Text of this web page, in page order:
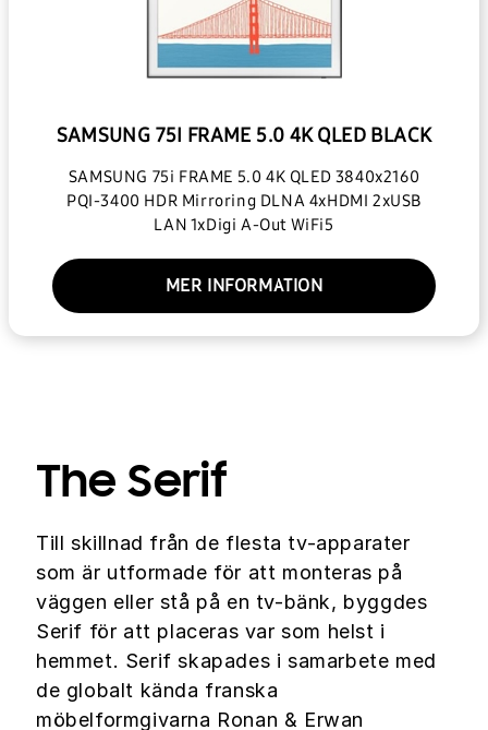
SAMSUNG 75I FRAME 5.0 4K QLED BLACK
SAMSUNG 75i FRAME 5.0 4K QLED 3840x2160
PQI-3400 HDR Mirroring DLNA 4xHDMI 2xUSB
LAN 1xDigi A-Out WiFi5
MER INFORMATION
The Serif
Till skillnad från de flesta tv-apparater
som är utformade för att monteras på
väggen eller stå på en tv-bänk, byggdes
Serif för att placeras var som helst i
hemmet. Serif skapades i samarbete med
de globalt kända franska
möbelformgivarna Ronan & Erwan